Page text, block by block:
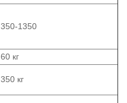
350-1350
60 кг
350 кг